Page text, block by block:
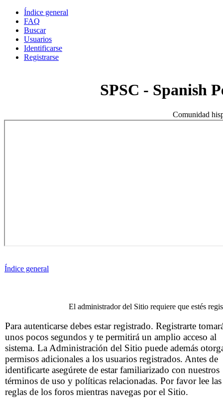
Índice general
FAQ
Buscar
Usuarios
Identificarse
Registrarse
SPSC - Spanish
Comunidad
Índice general
El administrador del Sitio requiere que estés
Para autenticarse debes estar registrado. Registrarte
unos pocos segundos y te permitirá un amplio acceso al
sistema. La Administración del Sitio puede además
permisos adicionales a los usuarios registrados. Antes de
identificarte asegúrete de estar familiarizado con nuestros
términos de uso y políticas relacionadas. Por favor lee las
reglas de los foros mientras navegas por el Sitio.